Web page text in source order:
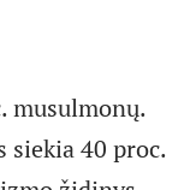
musulmonų.
siekia 40 proc.